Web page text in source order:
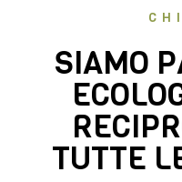
SIAMO
TUTTE